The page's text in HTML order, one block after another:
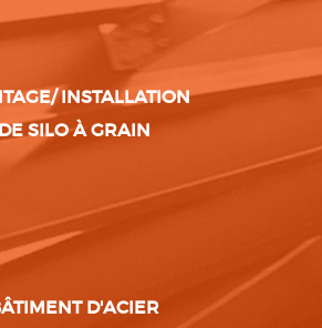
INSTALLATION
SILO À GRAIN
D'ACIER